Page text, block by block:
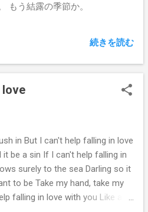
もう結露の季節か。
続きを読む
love
in But I can't help falling in love
be a sin If I can't help falling in
surely to the sea Darling so it
to be Take my hand, take my
falling in love with you Like a